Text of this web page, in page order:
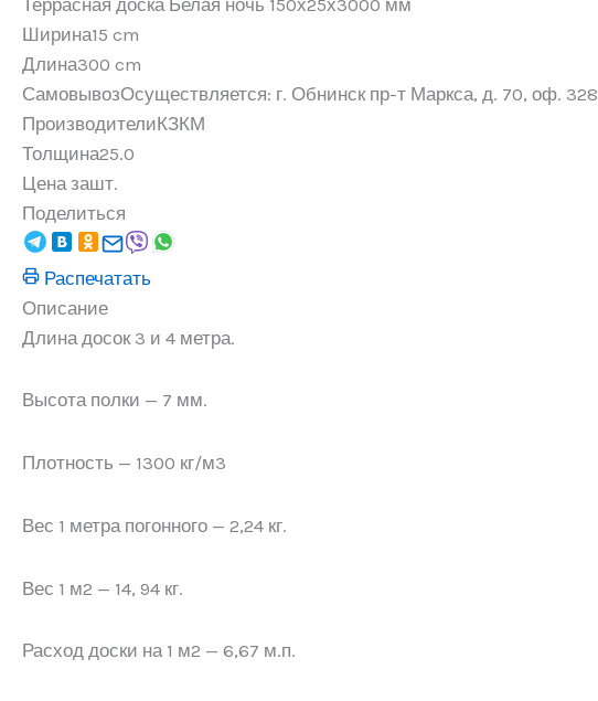
Ширина15 cm
Длина300 cm
СамовывозОсуществляется: г. Обнинск пр-т Маркса, д. 70, оф. 328
ПроизводителиКЗКМ
Толщина25.0
Цена зашт.
Поделиться
Распечатать
Описание
Длина досок 3 и 4 метра.
Высота полки — 7 мм.
Плотность — 1300 кг/м3
Вес 1 метра погонного — 2,24 кг.
Вес 1 м2 — 14, 94 кг.
Расход доски на 1 м2 — 6,67 м.п.